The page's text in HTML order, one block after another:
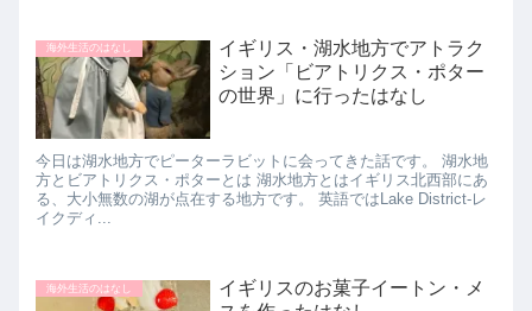
海外生活のはなし
イギリス・湖水地方でアトラク
ション「ビアトリクス・ポター
の世界」に行ったはなし
今日は湖水地方でピーターラビットに会ってきた話です。 湖水地
方とビアトリクス・ポターとは 湖水地方とはイギリス北西部にあ
る、大小無数の湖が点在する地方です。 英語ではLake District-レ
イクディ...
海外生活のはなし
イギリスのお菓子イートン・メ